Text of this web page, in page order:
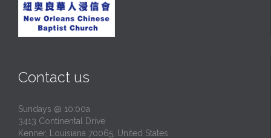
Contact us
Sundays @ 10:00a
3413 Continental Drive
Kenner, Louisiana 70065, United States